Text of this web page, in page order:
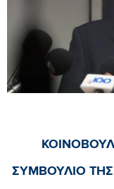
ΣΥΜΒΟΥΛΙΟ